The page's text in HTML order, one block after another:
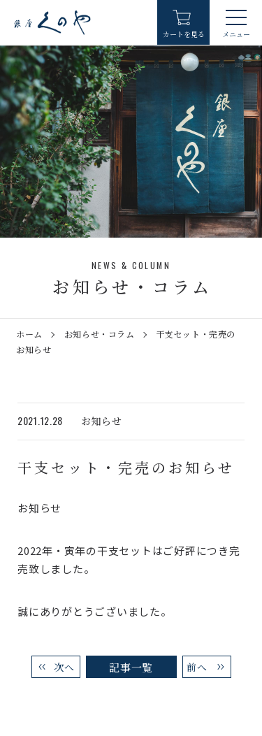
NEWS & COLUMN
お知らせ・コラム
カートを見る メニュー
ホーム
取扱商品
銀座くのやについて
銀座くのやの歴史
よくある質問
お問い合わせ
ホーム お知らせ・コラム
干支セット・完売の
お知らせ
2021.12.28 お知らせ
干支セット・完売のお知らせ
お知らせ
2022年・寅年の干支セットはご好評につき完
売致しました。
誠にありがとうございました。
次へ 記事一覧 前へ